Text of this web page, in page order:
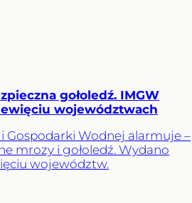
gołoledź. IMGW
województwach
Gospodarki Wodnej alarmuje –
mrozy i gołoledź. Wydano
województw.